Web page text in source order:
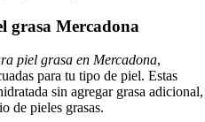
grasa Mercadona
piel grasa en Mercadona,
para tu tipo de piel. Estas
sin agregar grasa adicional,
de pieles grasas.